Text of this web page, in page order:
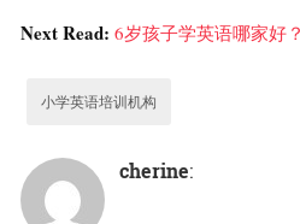
Next Read: 6岁孩子学英语哪家好
小学英语培训机构
cherine: